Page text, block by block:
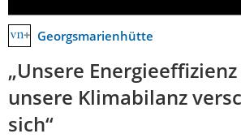
Georgsmarienhütte
„Unsere
unsere Klimabilanz
sich“